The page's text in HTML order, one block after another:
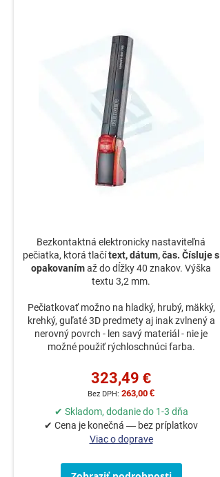
Bezkontaktná elektronicky nastaviteľná
pečiatka, ktorá tlačítext, dátum, čas. Čísluje s
opakovanímaž do dĺžky 40 znakov. Výška
textu 3,2 mm.
Pečiatkovať možno na hladký, hrubý, mäkký,
krehký, guľaté 3D predmety aj inak zvlnený a
nerovný povrch - len savý materiál - nie je
možné použiť rýchloschnúci farba.
323,49 €
263,00 €
✔ Skladom, dodanie do 1-3 dňa
✔ Cena je konečná — bez príplatkov
Viac o doprave